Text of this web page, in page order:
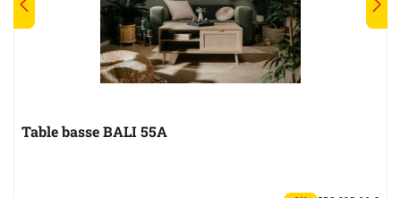
Table basse BALI 55A